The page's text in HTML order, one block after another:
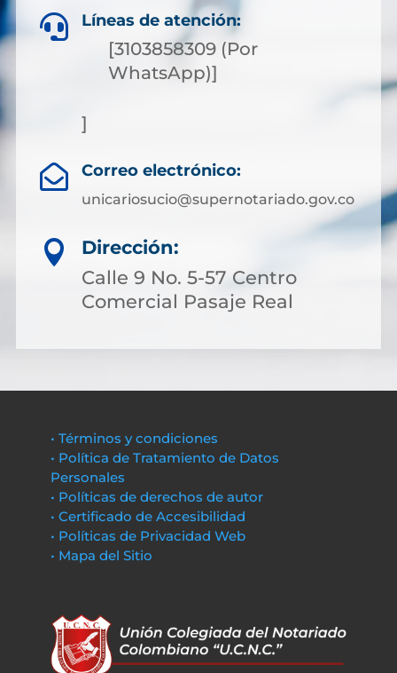
 Líneas de atención:
[3103858309 (Por
WhatsApp)]
]
 Correo electrónico:
unicariosucio@supernotariado.gov.co

Dirección:
Calle 9 No. 5-57 Centro
Comercial Pasaje Real
• Términos y condiciones
• Política de Tratamiento de Datos
Personales
• Políticas de derechos de autor
• Certificado de Accesibilidad
• Políticas de Privacidad Web
• Mapa del Sitio